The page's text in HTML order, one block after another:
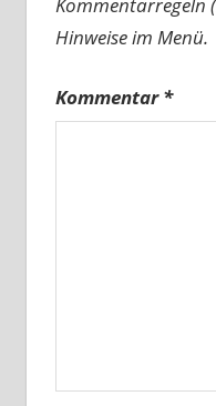
Hinweise im Menü.
Kommentar*